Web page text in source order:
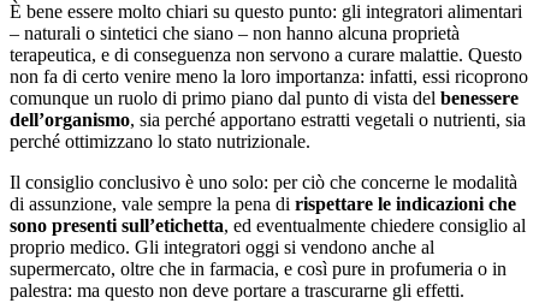
È bene essere molto chiari su questo punto: gli integratori alimentari
– naturali o sintetici che siano – non hanno alcuna proprietà
terapeutica, e di conseguenza non servono a curare malattie. Questo
non fa di certo venire meno la loro importanza: infatti, essi ricoprono
comunque un ruolo di primo piano dal punto di vista del benessere
dell’organismo, sia perché apportano estratti vegetali o nutrienti, sia
perché ottimizzano lo stato nutrizionale.
Il consiglio conclusivo è uno solo: per ciò che concerne le modalità
di assunzione, vale sempre la pena di rispettare le indicazioni che
sono presenti sull’etichetta, ed eventualmente chiedere consiglio al
proprio medico. Gli integratori oggi si vendono anche al
supermercato, oltre che in farmacia, e così pure in profumeria o in
palestra: ma questo non deve portare a trascurarne gli effetti.